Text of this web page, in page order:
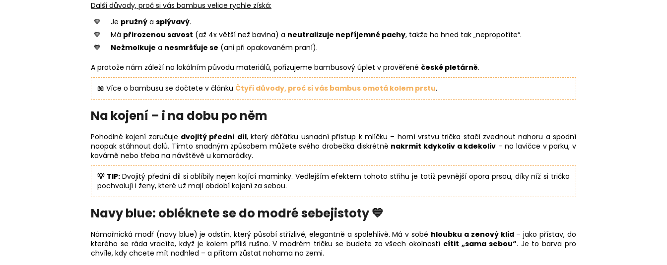
Další důvody, proč si vás bambus velice rychle získá:
Je pružný a splývavý.
Má přirozenou savost (až 4x větší než bavlna) a neutralizuje nepříjemné pachy, takže ho hned tak „nepropotíte“.
Nežmolkuje a nesmršťuje se (ani při opakovaném praní).
A protože nám záleží na lokálním původu materiálů, pořizujeme bambusový úplet v prověřené české pletárně.
📖 Více o bambusu se dočtete v článku Čtyři důvody, proč si vás bambus omotá kolem prstu.
Na kojení – i na dobu po něm
Pohodlné kojení zaručuje dvojitý přední díl, který děťátku usnadní přístup k mlíčku – horní vrstvu trička stačí zvednout nahoru a spodní
naopak stáhnout dolů. Tímto snadným způsobem můžete svého drobečka diskrétně nakrmit kdykoliv a kdekoliv – na lavičce v parku, v
kavárně nebo třeba na návštěvě u kamarádky.
💡 TIP:Dvojitý přední díl si oblíbily nejen kojící maminky. Vedlejším efektem tohoto střihu je totiž pevnější opora prsou, díky níž si tričko
pochvalují i ženy, které už mají období kojení za sebou.
Navy blue: obléknete se do modré sebejistoty 💙
Námořnická modř (navy blue) je odstín, který působí střízlivě, elegantně a spolehlivě. Má v sobě hloubku a zenový klid– jako přístav, do
kterého se ráda vracíte, když je kolem příliš rušno. V modrém tričku se budete za všech okolností cítit „sama sebou“. Je to barva pro
chvíle, kdy chcete mít nadhled – a přitom zůstat nohama na zemi.